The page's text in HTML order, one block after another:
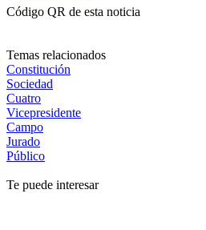
Código QR de esta noticia
Temas relacionados
Constitución
Sociedad
Cuatro
Vicepresidente
Campo
Jurado
Público
Te puede interesar